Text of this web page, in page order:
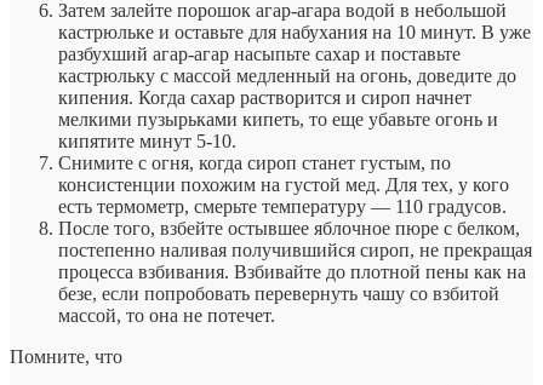
Затем залейте порошок агар-агара водой в небольшой
кастрюльке и оставьте для набухания на 10 минут. В уже
разбухший агар-агар насыпьте сахар и поставьте
кастрюльку с массой медленный на огонь, доведите до
кипения. Когда сахар растворится и сироп начнет
мелкими пузырьками кипеть, то еще убавьте огонь и
кипятите минут 5-10.
Снимите с огня, когда сироп станет густым, по
консистенции похожим на густой мед. Для тех, у кого
есть термометр, смерьте температуру — 110 градусов.
После того, взбейте остывшее яблочное пюре с белком,
постепенно наливая получившийся сироп, не прекращая
процесса взбивания. Взбивайте до плотной пены как на
безе, если попробовать перевернуть чашу со взбитой
массой, то она не потечет.
Помните, что